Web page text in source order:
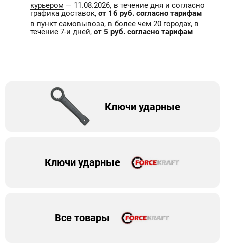
курьером — 11.08.2026, в течение дня и согласно
графика доставок, от 16 руб. согласно тарифам
в пункт самовывоза, в более чем 20 городах, в
течение 7-и дней, от 5 руб. согласно тарифам
Ключи ударные
Ключи ударные
Все товары